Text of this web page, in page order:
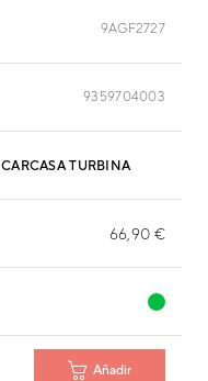
9AGF2727
9359704003
CARCASA TURBINA
66,90 €
Añadir